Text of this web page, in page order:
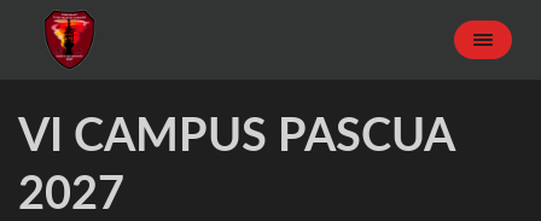
VI CAMPUS PASCUA
2027